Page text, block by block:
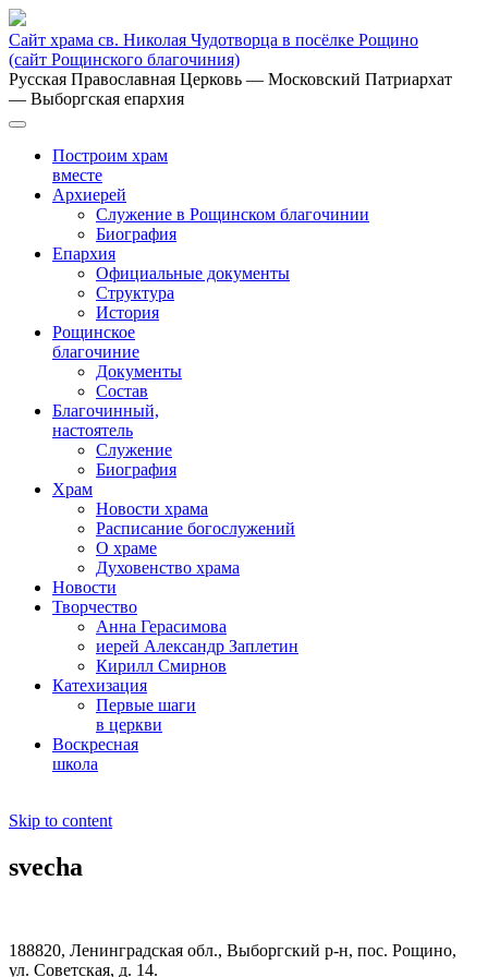
Сайт храма св. Николая Чудотворца в посёлке Рощино
(сайт Рощинского благочиния)
Русская Православная Церковь — Московский Патриархат
— Выборгская епархия
Построим храм
вместе
Архиерей
Служение в Рощинском благочинии
Биография
Епархия
Официальные документы
Структура
История
Рощинское
благочиние
Документы
Состав
Благочинный,
настоятель
Служение
Биография
Храм
Новости храма
Расписание богослужений
О храме
Духовенство храма
Новости
Творчество
Анна Герасимова
иерей Александр Заплетин
Кирилл Смирнов
Катехизация
Первые шаги
в церкви
Воскресная
школа
Skip to content
svecha
188820, Ленинградская обл., Выборгский р-н, пос. Рощино,
ул. Советская, д. 14.